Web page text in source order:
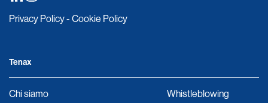
Privacy Policy- Cookie Policy
Tenax
Chi siamo
Whistleblowing